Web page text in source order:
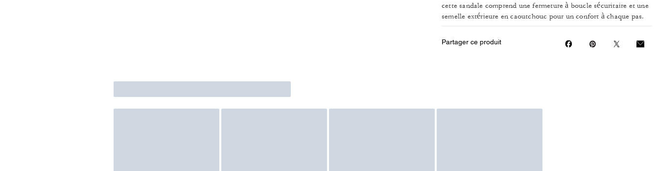
cette sandale comprend une fermeture à boucle sécuritaire et une
semelle extérieure en caoutchouc pour un confort à chaque pas.
Partager ce produit